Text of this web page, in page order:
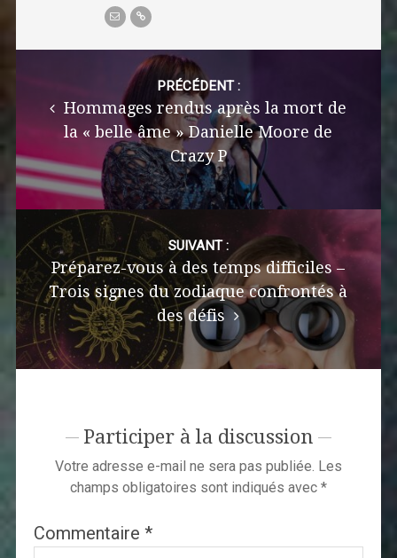
PRÉCÉDENT :
Hommages rendus après la mort de
la « belle âme » Danielle Moore de
Crazy P
SUIVANT :
Préparez-vous à des temps difficiles –
Trois signes du zodiaque confrontés à
des défis
Participer à la discussion
Votre adresse e-mail ne sera pas publiée. Les
champs obligatoires sont indiqués avec *
Commentaire *